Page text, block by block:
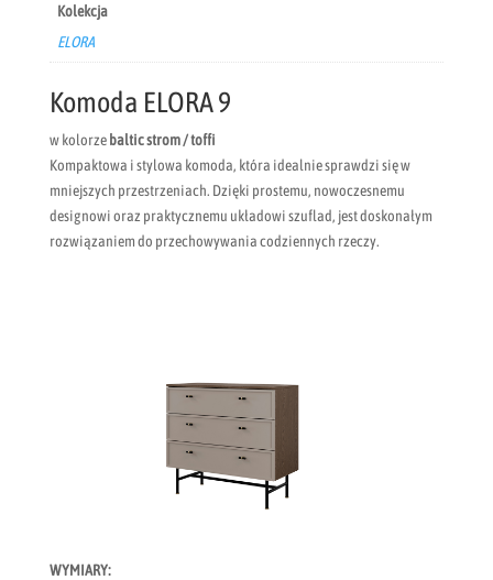
Komoda ELORA 9
w kolorzebaltic strom / toffi
Kompaktowa i stylowa komoda, która idealnie sprawdzi się w
mniejszych przestrzeniach. Dzięki prostemu, nowoczesnemu
designowi oraz praktycznemu układowi szuflad, jest doskonałym
rozwiązaniem do przechowywania codziennych rzeczy.
WYMIARY:
Kolekcja
ELORA